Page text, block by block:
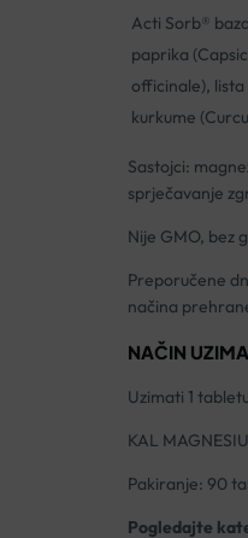
Acti Sorb®
paprika
officinale),
kurkume
Sastojci:
sprječavanje
Nije GMO, bez
Preporučene
načina
NAČIN
Uzimati 1
KAL
Pakiranje: 90
Pogledajte